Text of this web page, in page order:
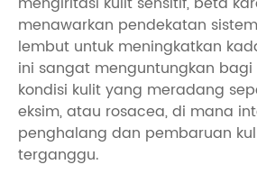
menawarkan pendekatan
lembut untuk meningkatkan
ini sangat menguntungkan
kondisi kulit yang meradang
eksim, atau rosacea, di mana
penghalang dan pembaruan
terganggu.